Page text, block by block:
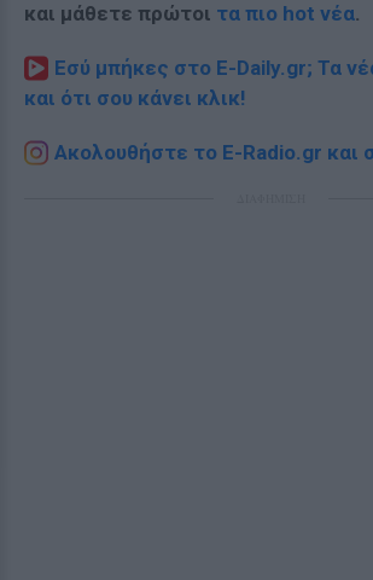
και μάθετε πρώτοι τα πιο hot νέα.
Εσύ μπήκες στο E-Daily.gr; Τα
και ότι σου κάνει κλικ!
Ακολουθήστε το E-Radio.gr και